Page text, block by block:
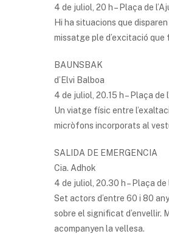
4 de juliol, 20 h – Plaça de
Hi ha situacions que
missatge ple d’excitació
BAUNSBAK
d’Elvi Balboa
4 de juliol, 20.15 h – Plaça de
Un viatge físic entre
micròfons incorporats al
SALIDA DE EMERGENCIA
Cia. Adhok
4 de juliol, 20.30 h – Plaça
Set actors d’entre 60 i 80
sobre el significat d’envellir.
acompanyen la vellesa.